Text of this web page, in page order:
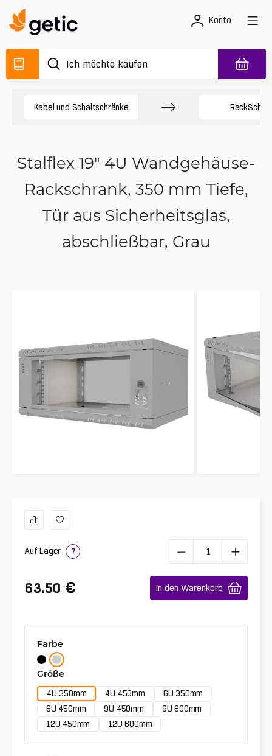
Konto
Kabel und Schaltschränke
Stalflex 19" 4U Wandgehäuse-
Rackschrank, 350 mm Tiefe,
Tür aus Sicherheitsglas,
abschließbar, Grau
Auf Lager ?
63.50 € In den Warenkorb
Farbe
Größe
4U 350mm 4U 450mm
6U 350mm
6U 450mm
9U 450mm
9U 600mm
12U 450mm
12U 600mm